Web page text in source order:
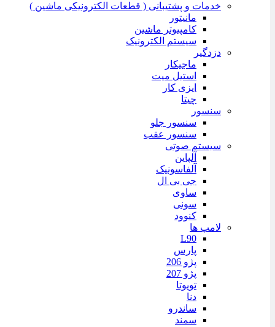
خدمات و پشتیبانی ( قطعات الکترونیکی ماشین )
مانیتور
کامپیوتر ماشین
سیستم الکترونیک
دزدگیر
ماجیکار
استیل میت
ایزی کار
چیتا
سنسور
سنسور جلو
سنسور عقب
سیستم صوتی
آلپاین
آلفاسونیک
جی بی ال
ساوی
سونی
کنوود
لامپ ها
L90
پارس
پژو 206
پژو 207
تویوتا
دنا
ساندرو
سمند